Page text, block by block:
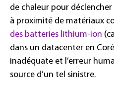
de chaleur pour
à proximité de matériaux
des batteries lithium-ion
dans un datacenter en
inadéquate et l’erreur
source d’un tel sinistre.